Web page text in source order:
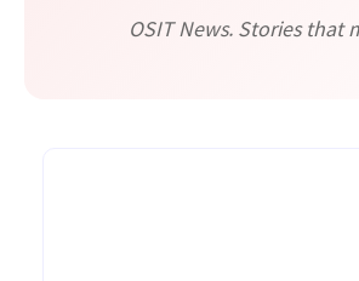
OSIT News. Stories that